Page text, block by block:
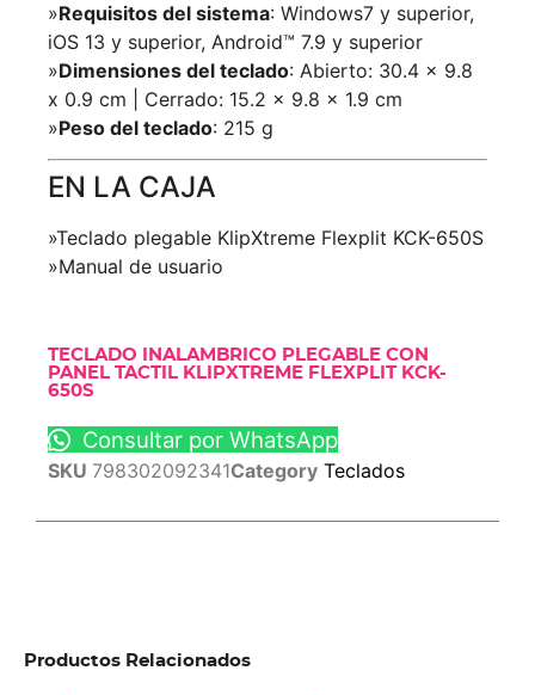
»Requisitos del sistema: Windows7 y superior,
iOS 13 y superior, Android™ 7.9 y superior
»Dimensiones del teclado: Abierto: 30.4 x 9.8
x 0.9 cm | Cerrado: 15.2 x 9.8 x 1.9 cm
»Peso del teclado: 215 g
EN LA CAJA
»Teclado plegable KlipXtreme Flexplit KCK-650S
»Manual de usuario
TECLADO INALAMBRICO PLEGABLE CON
PANEL TACTIL KLIPXTREME FLEXPLIT KCK-
650S
Consultar por WhatsApp
SKU 798302092341Category Teclados
Productos Relacionados